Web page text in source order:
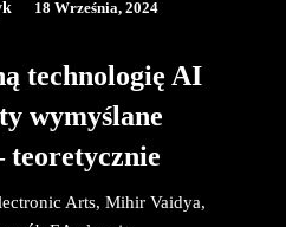
18 Września, 2024
technologię AI
wymyślane
teoretycznie
Arts, Mihir Vaidya,